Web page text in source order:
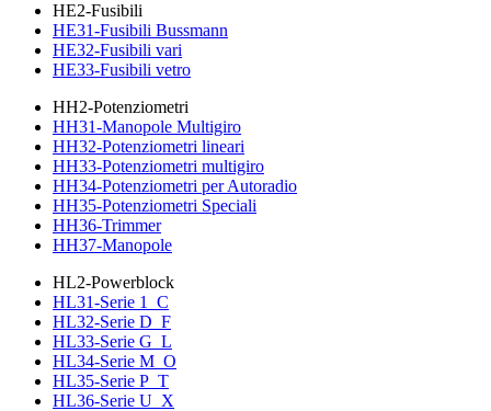
HE2-Fusibili
HE31-Fusibili Bussmann
HE32-Fusibili vari
HE33-Fusibili vetro
HH2-Potenziometri
HH31-Manopole Multigiro
HH32-Potenziometri lineari
HH33-Potenziometri multigiro
HH34-Potenziometri per Autoradio
HH35-Potenziometri Speciali
HH36-Trimmer
HH37-Manopole
HL2-Powerblock
HL31-Serie 1_C
HL32-Serie D_F
HL33-Serie G_L
HL34-Serie M_O
HL35-Serie P_T
HL36-Serie U_X